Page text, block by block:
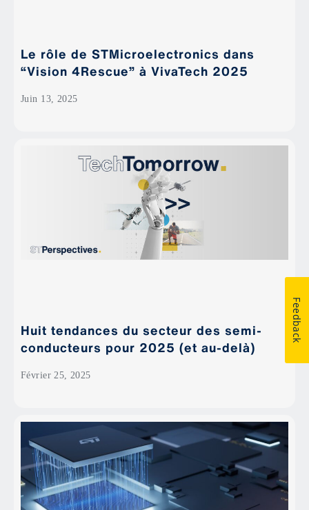
Le rôle de STMicroelectronics dans
“Vision 4Rescue” à VivaTech 2025
Juin 13, 2025
Huit tendances du secteur des semi-
conducteurs pour 2025 (et au-delà)
Février 25, 2025
Feedback